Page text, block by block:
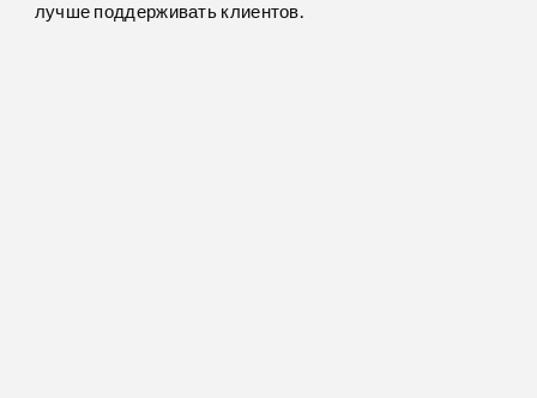
лучше поддерживать клиентов.